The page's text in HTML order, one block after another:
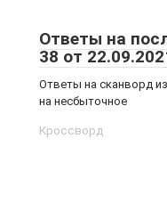
Ответы на
38 от
Ответы на сканворд
на несбыточное
Кроссворд